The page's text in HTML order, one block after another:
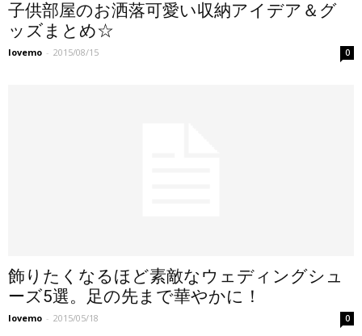
子供部屋のお洒落可愛い収納アイデア＆グ
ッズまとめ☆
lovemo - 2015/08/15 0
飾りたくなるほど素敵なウェディングシュ
ーズ5選。足の先まで華やかに！
lovemo - 2015/05/18 0